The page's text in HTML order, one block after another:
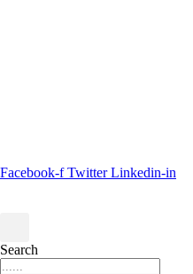
Facebook-f Twitter Linkedin-in
Search